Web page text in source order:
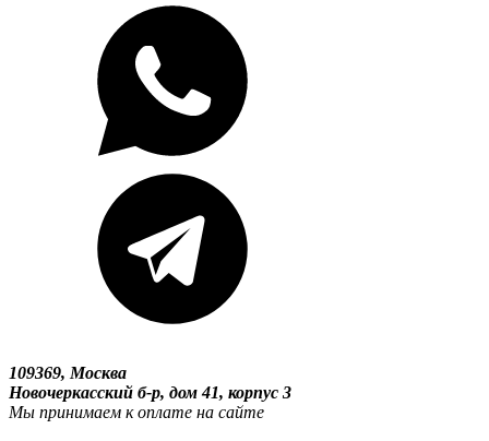
109369, Москва
Новочеркасский б-р, дом 41, корпус 3
Мы принимаем к оплате на сайте